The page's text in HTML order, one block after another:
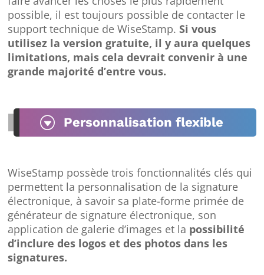
possible, il est toujours possible de contacter le
support technique de WiseStamp.Si vous
utilisez la version gratuite, il y aura quelques
limitations, mais cela devrait convenir à une
grande majorité d’entre vous.
G Personnalisation flexible
WiseStamp possède trois fonctionnalités clés qui
permettent la personnalisation de la signature
électronique, à savoir sa plate-forme primée de
générateur de signature électronique, son
application de galerie d’images et la possibilité
d’inclure des logos et des photos dans les
signatures.